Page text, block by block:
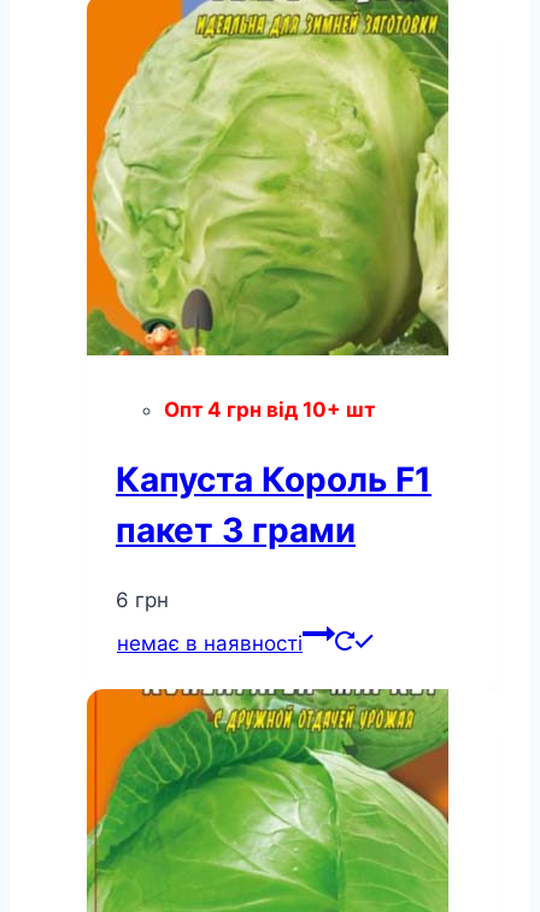
Опт 4 грн від 10+ шт
Капуста Король F1
пакет 3 грами
6 грн
немає в наявності